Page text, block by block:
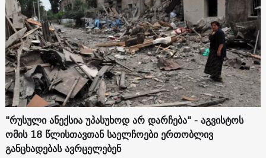
"რუსული ანექსია უპასუხოდ არ დარჩება" - აგვისტოს
ომის 18 წლისთავთან საელჩოები ერთობლივ
განცხადებას ავრცელებენ